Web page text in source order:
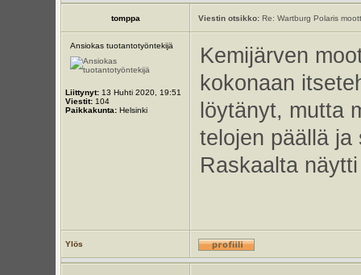
tomppa Viestin otsikko:Re: Wartburg Polaris
Ansiokas tuotantotyöntekijä
Liittynyt:13 Huhti 2020, 19:51
Viestit:104
Paikkakunta:Helsinki
Kemijärven
kokonaan
löytänyt, mutta
telojen päällä ja
Raskaalta
Ylös